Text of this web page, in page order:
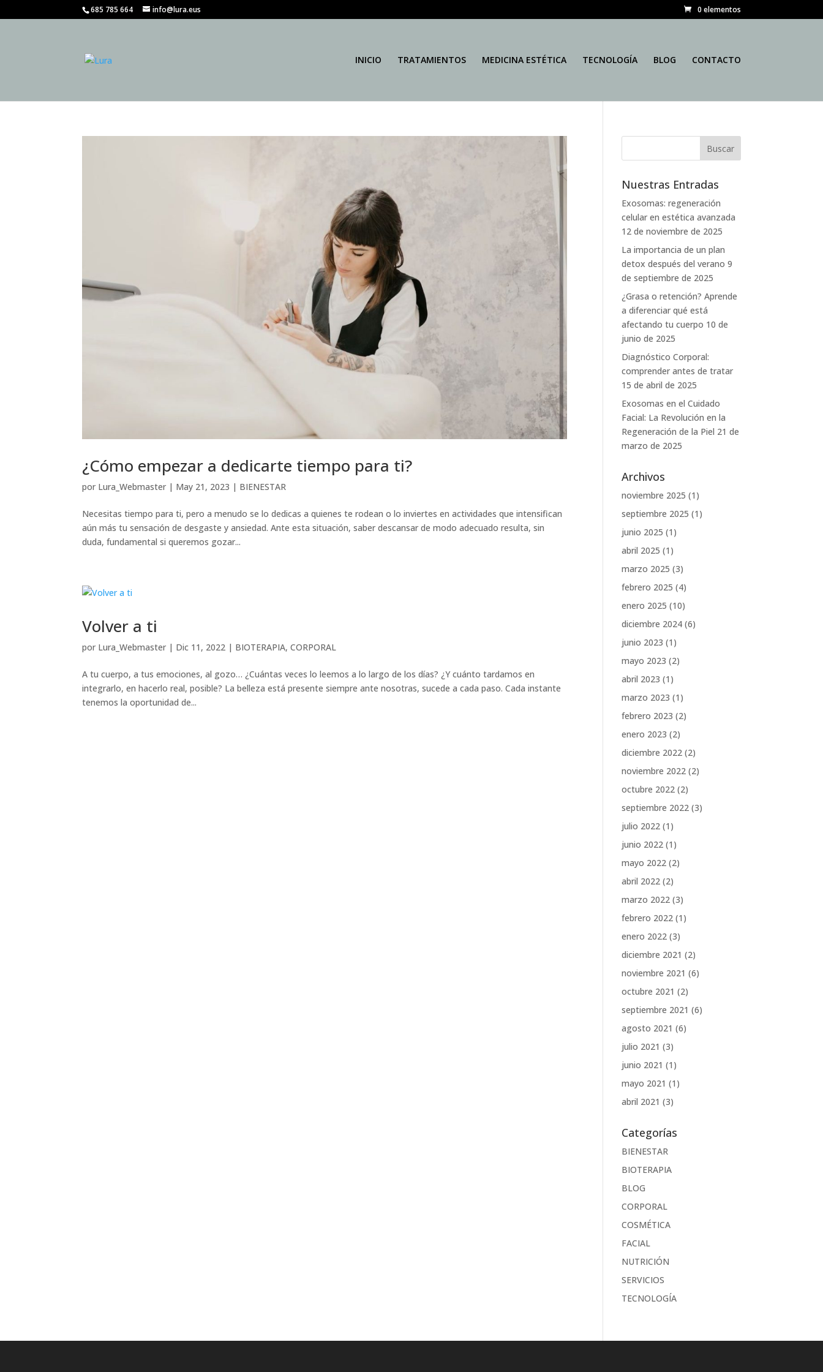
685 785 664 info@lura.eus 0 elementos
INICIO TRATAMIENTOS MEDICINA ESTÉTICA TECNOLOGÍA BLOG CONTACTO
¿Cómo empezar a dedicarte tiempo para ti?
por Lura_Webmaster | May 21, 2023 | BIENESTAR
Necesitas tiempo para ti, pero a menudo se lo dedicas a quienes te rodean o lo inviertes en actividades que intensifican
aún más tu sensación de desgaste y ansiedad. Ante esta situación, saber descansar de modo adecuado resulta, sin
duda, fundamental si queremos gozar...
Volver a ti
por Lura_Webmaster | Dic 11, 2022 | BIOTERAPIA,CORPORAL
A tu cuerpo, a tus emociones, al gozo… ¿Cuántas veces lo leemos a lo largo de los días? ¿Y cuánto tardamos en
integrarlo, en hacerlo real, posible? La belleza está presente siempre ante nosotras, sucede a cada paso. Cada instante
tenemos la oportunidad de...
Nuestras Entradas
Exosomas: regeneración
celular en estética avanzada
12 de noviembre de 2025
La importancia de un plan
detox después del verano 9
de septiembre de 2025
¿Grasa o retención? Aprende
a diferenciar qué está
afectando tu cuerpo 10 de
junio de 2025
Diagnóstico Corporal:
comprender antes de tratar
15 de abril de 2025
Exosomas en el Cuidado
Facial: La Revolución en la
Regeneración de la Piel 21 de
marzo de 2025
Archivos
noviembre 2025 (1)
septiembre 2025 (1)
junio 2025 (1)
abril 2025 (1)
marzo 2025 (3)
febrero 2025 (4)
enero 2025 (10)
diciembre 2024 (6)
junio 2023 (1)
mayo 2023 (2)
abril 2023 (1)
marzo 2023 (1)
febrero 2023 (2)
enero 2023 (2)
diciembre 2022 (2)
noviembre 2022 (2)
octubre 2022 (2)
septiembre 2022 (3)
julio 2022 (1)
junio 2022 (1)
mayo 2022 (2)
abril 2022 (2)
marzo 2022 (3)
febrero 2022 (1)
enero 2022 (3)
diciembre 2021 (2)
noviembre 2021 (6)
octubre 2021 (2)
septiembre 2021 (6)
agosto 2021 (6)
julio 2021 (3)
junio 2021 (1)
mayo 2021 (1)
abril 2021 (3)
Categorías
BIENESTAR
BIOTERAPIA
BLOG
CORPORAL
COSMÉTICA
FACIAL
NUTRICIÓN
SERVICIOS
TECNOLOGÍA